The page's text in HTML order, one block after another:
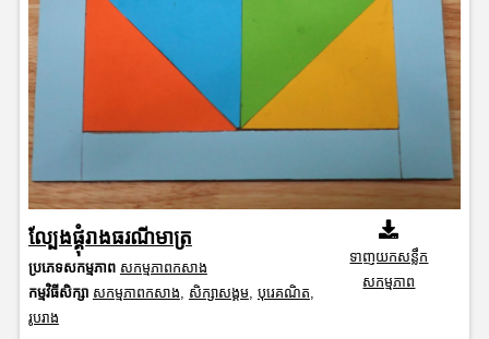
ល្បែងផ្គុំរាងធរណីមាត្រ
ប្រភេទសកម្មភាព សកម្មភាពកសាង
កម្មវិធីសិក្សា សកម្មភាពកសាង, សិក្សាសង្គម, បុរេគណិត,
រូបរាង
ទាញយកសន្លឹក
សកម្មភាព